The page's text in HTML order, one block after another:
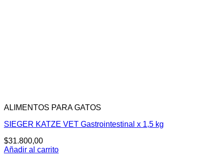
ALIMENTOS PARA GATOS
SIEGER KATZE VET Gastrointestinal x 1,5 kg
$31.800,00
Añadir al carrito